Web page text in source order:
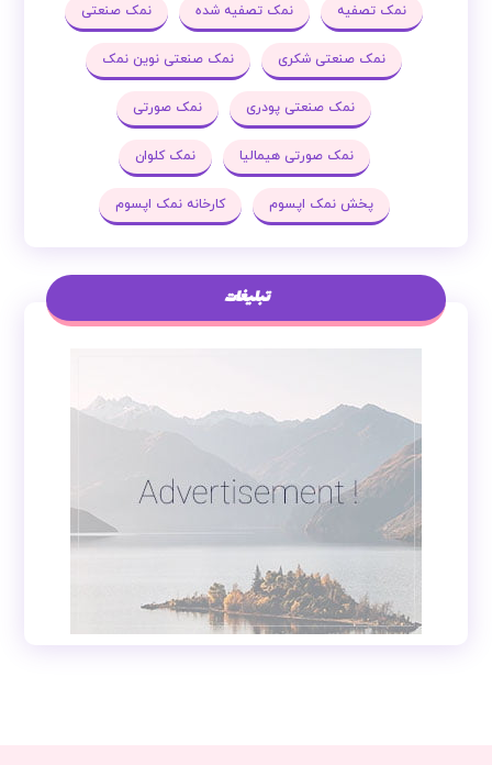
نمک تصفیه نمک تصفیه شده نمک صنعتی
نمک صنعتی شکری نمک صنعتی نوین نمک
نمک صنعتی پودری نمک صورتی
نمک صورتی هیمالیا نمک کلوان
پخش نمک اپسوم کارخانه نمک اپسوم
تبلیغات